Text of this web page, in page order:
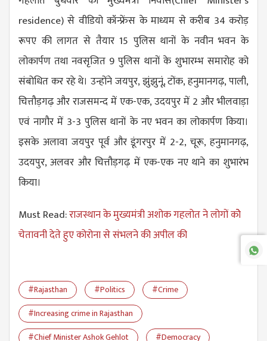
residence) से वीडियो कॉन्फ्रेंस के माध्यम से करीब 34 करोड़
रूपए की लागत से तैयार 15 पुलिस थानों के नवीन भवन के
लोकार्पण तथा नवसृजित 9 पुलिस थानों के शुभारम्भ समारोह को
संबोधित कर रहे थे। उन्होंने जयपुर, झुंझुनूं, टोंक, हनुमानगढ़, पाली,
चित्तौड़गढ़ और राजसमन्द में एक-एक, उदयपुर में 2 और भीलवाड़ा
एवं नागौर में 3-3 पुलिस थानों के नए भवन का लोकार्पण किया।
इसके अलावा जयपुर पूर्व और डूंगरपुर में 2-2, चूरू, हनुमानगढ़,
उदयपुर, अलवर और चित्तौड़गढ़ में एक-एक नए थाने का शुभारंभ
किया।
Must Read:राजस्थान के मुख्यमंत्री अशोक गहलोत ने लोगों कोे
चेतावनी देते हुए कोरोना से संभलने की अपील की
#Rajasthan #Politics
#Crime
#Increasing crime in Rajasthan
#Chief Minister Ashok Gehlot
#Democracy